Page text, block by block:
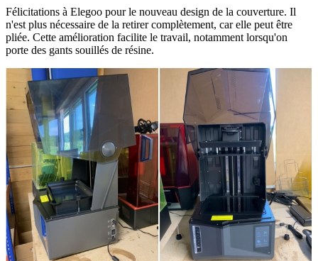
Félicitations à Elegoo pour le nouveau design de la couverture. Il
n'est plus nécessaire de la retirer complètement, car elle peut être
pliée. Cette amélioration facilite le travail, notamment lorsqu'on
porte des gants souillés de résine.